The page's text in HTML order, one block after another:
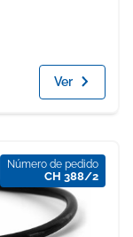
Ver
Número de pedido
CH 388/2